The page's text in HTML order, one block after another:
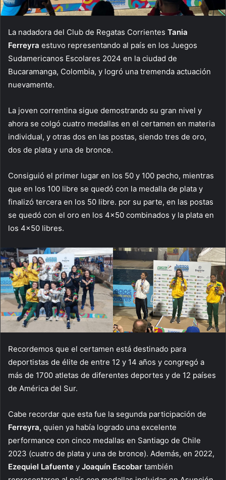
La nadadora del Club de Regatas Corrientes Tania
Ferreyra estuvo representando al país en los Juegos
Sudamericanos Escolares 2024 en la ciudad de
Bucaramanga, Colombia, y logró una tremenda actuación
nuevamente.
La joven correntina sigue demostrando su gran nivel y
ahora se colgó cuatro medallas en el certamen en materia
individual, y otras dos en las postas, siendo tres de oro,
dos de plata y una de bronce.
Consiguió el primer lugar en los 50 y 100 pecho, mientras
que en los 100 libre se quedó con la medalla de plata y
finalizó tercera en los 50 libre. por su parte, en las postas
se quedó con el oro en los 4×50 combinados y la plata en
los 4×50 libres.
Recordemos que el certamen está destinado para
deportistas de élite de entre 12 y 14 años y congregó a
más de 1700 atletas de diferentes deportes y de 12 países
de América del Sur.
Cabe recordar que esta fue la segunda participación de
Ferreyra, quien ya había logrado una excelente
performance con cinco medallas en Santiago de Chile
2023 (cuatro de plata y una de bronce). Además, en 2022,
Ezequiel Lafuente y Joaquín Escobar también